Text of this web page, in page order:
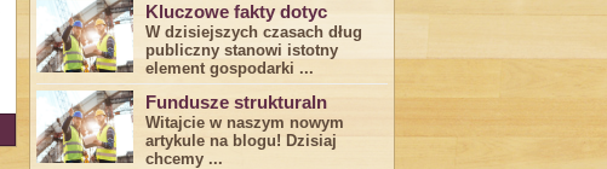
Kluczowe fakty dotyc
W dzisiejszych czasach dług
publiczny stanowi istotny
element gospodarki ...
Fundusze strukturaln
Witajcie w naszym nowym
artykule na blogu! Dzisiaj
chcemy ...